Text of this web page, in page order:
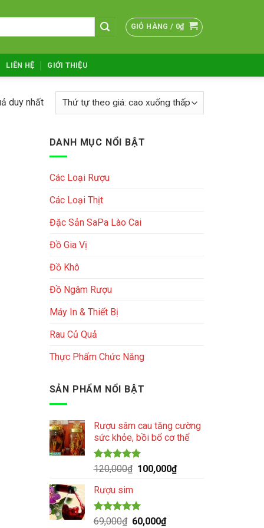
GIỎ HÀNG / 0₫
LIÊN HỆ GIỚI THIỆU
duy nhất
DANH MỤC NỔI BẬT
Các Loại Rượu
Các Loại Thịt
Đặc Sản SaPa Lào Cai
Đồ Gia Vị
Đồ Khô
Đồ Ngâm Rượu
Máy In & Thiết Bị
Rau Củ Quả
Thực Phẩm Chức Năng
SẢN PHẨM NỔI BẬT
Rượu sâm cau tăng cường
sức khỏe, bồi bổ cơ thể
Được xếp
5.00
5 sao
120,000₫ Giá
120,000₫.
100,000₫Giá
Rượu sim
Được xếp
69,000₫ Giá
60,000₫Giá